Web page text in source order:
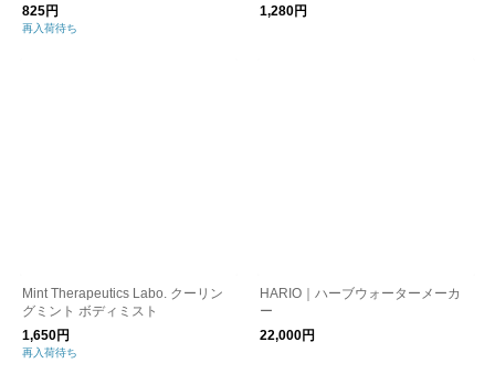
825円
再入荷待ち
1,280円
Mint Therapeutics Labo. クーリン
グミント ボディミスト
1,650円
再入荷待ち
HARIO｜ハーブウォーターメーカ
ー
22,000円